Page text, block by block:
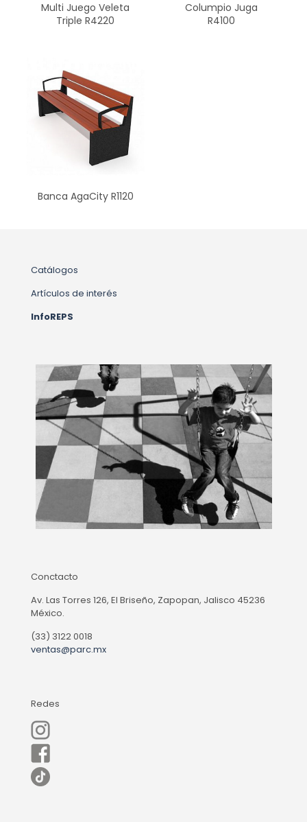
Multi Juego Veleta
Triple R4220
Columpio Juga
R4100
Banca AgaCity R1120
Catálogos
Artículos de interés
InfoREPS
Conctacto
Av. Las Torres 126, El Briseño, Zapopan, Jalisco 45236
México.
(33) 3122 0018
ventas@parc.mx
Redes